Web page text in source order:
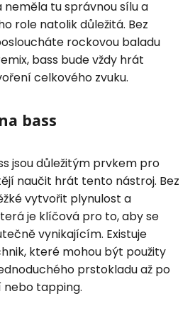
neměla tu správnou sílu a
role natolik důležitá. Bez
rockovou baladu
bass bude vždy hrát
celkového zvuku.
bass
jsou důležitým prvkem pro
naučit hrát tento nástroj. Bez
vytvořit plynulost a
je klíčová pro to, aby se
vynikajícím. Existuje
které mohou být použity
prstokladu až po
tapping.